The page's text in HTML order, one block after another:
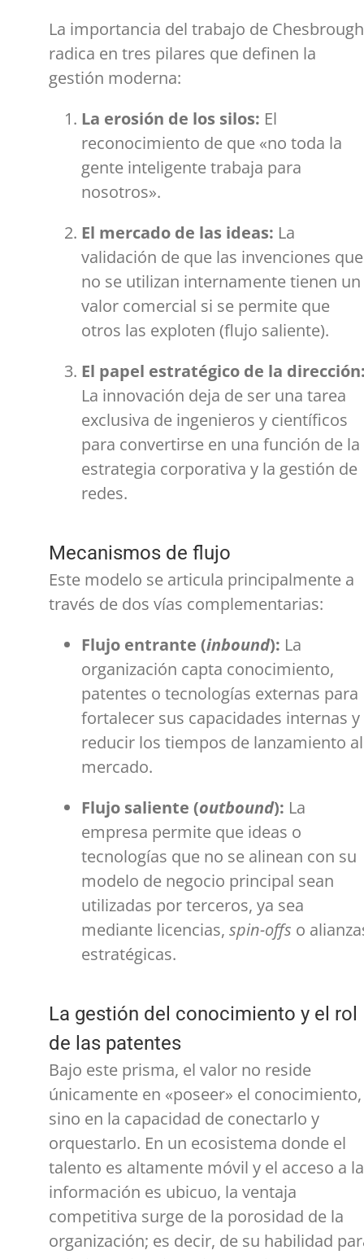
La importancia del trabajo de Chesbrough
radica en tres pilares que definen la
gestión moderna:
La erosión de los silos: El
reconocimiento de que «no toda la
gente inteligente trabaja para
nosotros».
El mercado de las ideas: La
validación de que las invenciones que
no se utilizan internamente tienen un
valor comercial si se permite que
otros las exploten (flujo saliente).
El papel estratégico de la
La innovación deja de ser una tarea
exclusiva de ingenieros y científicos
para convertirse en una función de la
estrategia corporativa y la gestión de
redes.
Mecanismos de flujo
Este modelo se articula principalmente a
través de dos vías complementarias:
Flujo entrante (inbound): La
organización capta conocimiento,
patentes o tecnologías externas para
fortalecer sus capacidades internas y
reducir los tiempos de lanzamiento al
mercado.
Flujo saliente (outbound): La
empresa permite que ideas o
tecnologías que no se alinean con su
modelo de negocio principal sean
utilizadas por terceros, ya sea
mediante licencias, spin-offs o
estratégicas.
La gestión del conocimiento y el rol
de las patentes
Bajo este prisma, el valor no reside
únicamente en «poseer» el conocimiento,
sino en la capacidad de conectarlo y
orquestarlo. En un ecosistema donde el
talento es altamente móvil y el acceso a la
información es ubicuo, la ventaja
competitiva surge de la porosidad de la
organización; es decir, de su habilidad